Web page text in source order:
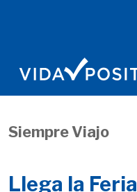
Siempre Viajo
Llega la